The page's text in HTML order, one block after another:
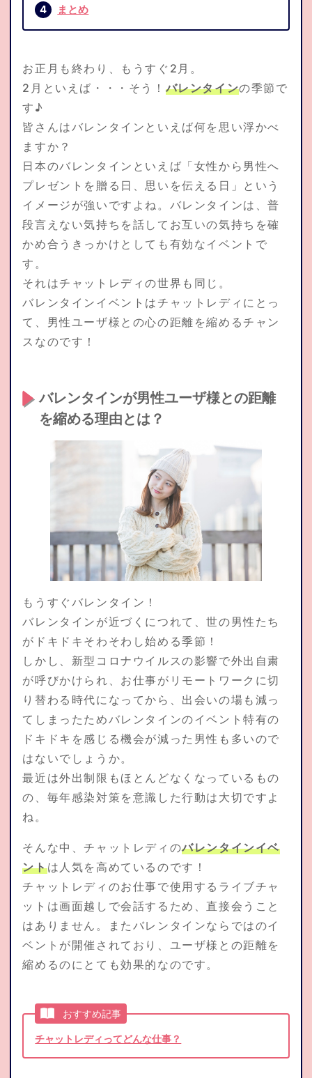
在宅仮登録
まとめ
お正月も終わり、もうすぐ2月。
2月といえば・・・そう！ バレンタインの季節で
す♪
皆さんはバレンタインといえば何を思い浮かべ
ますか？
日本のバレンタインといえば「女性から男性へ
プレゼントを贈る日、思いを伝える日」という
イメージが強いですよね。バレンタインは、普
段言えない気持ちを話してお互いの気持ちを確
かめ合うきっかけとしても有効なイベントで
す。
それはチャットレディの世界も同じ。
バレンタインイベントはチャットレディにとっ
て、男性ユーザ様との心の距離を縮めるチャン
スなのです！
バレンタインが男性ユーザ様との距離
を縮める理由とは？
もうすぐバレンタイン！
バレンタインが近づくにつれて、世の男性たち
がドキドキそわそわし始める季節！
しかし、新型コロナウイルスの影響で外出自粛
が呼びかけられ、お仕事がリモートワークに切
り替わる時代になってから、出会いの場も減っ
てしまったためバレンタインのイベント特有の
ドキドキを感じる機会が減った男性も多いので
はないでしょうか。
最近は外出制限もほとんどなくなっているもの
の、毎年感染対策を意識した行動は大切ですよ
ね。
そんな中、チャットレディのバレンタインイベ
ントは人気を高めているのです！
チャットレディのお仕事で使用するライブチャ
ットは画面越しで会話するため、直接会うこと
はありません。またバレンタインならではのイ
ベントが開催されており、ユーザ様との距離を
縮めるのにとても効果的なのです。
おすすめ記事
チャットレディってどんな仕事？